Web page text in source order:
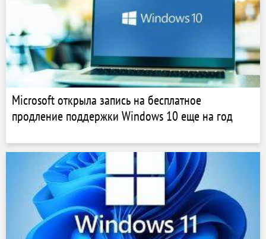
Microsoft открыла запись на бесплатное
продление поддержки Windows 10 еще на год